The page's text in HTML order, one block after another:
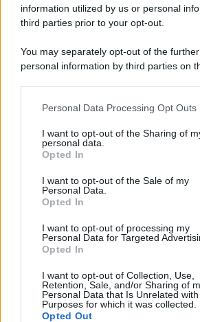
information utilized by us or personal
third parties prior to your opt-out.
You may separately opt-out of the
personal information by third parties on
This information may also be disclosed
disclose it to other third parties.
Please note that this website/app uses
services and may gather and store
not limited to your visit or usage
grant or deny consent to Google and its
consent section.
Personal Data Processing Opt Outs
I want to opt-out of the Sharing of
personal data.
Opted In
I want to opt-out of the Sale of my
Personal Data.
Opted In
I want to opt-out of processing my
Personal Data for Targeted
Opted In
I want to opt-out of Collection, Use,
Retention, Sale, and/or Sharing of
Personal Data that Is Unrelated
Purposes for which it was collected.
Opted Out
08 Aprile 2019 16:20
Anastasio, non arrenderti al
fascista di chi oggi ti attacca
14 Dicembre 2018 17:24